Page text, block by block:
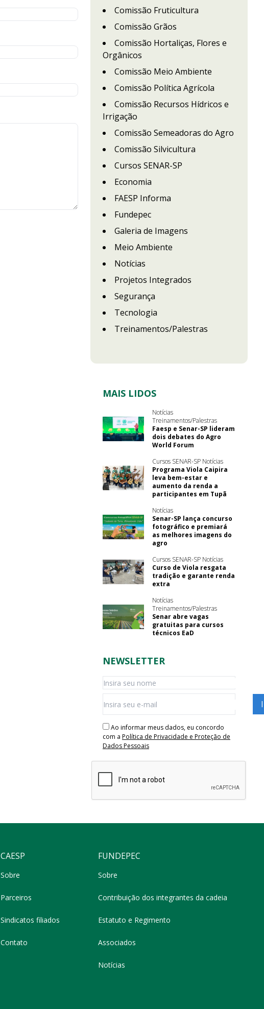
Comissão Fruticultura
Comissão Grãos
Comissão Hortaliças, Flores e
Orgânicos
Comissão Meio Ambiente
Comissão Política Agrícola
Comissão Recursos Hídricos e
Irrigação
Comissão Semeadoras do Agro
Comissão Silvicultura
Cursos SENAR-SP
Economia
FAESP Informa
Fundepec
Galeria de Imagens
Meio Ambiente
Notícias
Projetos Integrados
Segurança
Tecnologia
Treinamentos/Palestras
MAIS LIDOS
Notícias
Treinamentos/Palestras
Faesp e Senar-SP lideram
dois debates do Agro
World Forum
Cursos SENAR-SP Notícias
Programa Viola Caipira
leva bem-estar e
aumento da renda a
participantes em Tupã
Notícias
Senar-SP lança concurso
fotográfico e premiará
as melhores imagens do
agro
Cursos SENAR-SP Notícias
Curso de Viola resgata
tradição e garante renda
extra
Notícias
Treinamentos/Palestras
Senar abre vagas
gratuitas para cursos
técnicos EaD
NEWSLETTER
Ao informar meus dados, eu concordo
com a Política de Privacidade e Proteção de
Dados Pessoais
CAESP
Sobre
Parceiros
Sindicatos filiados
Contato
FUNDEPEC
Sobre
Contribuição dos integrantes da cadeia
Estatuto e Regimento
Associados
Notícias